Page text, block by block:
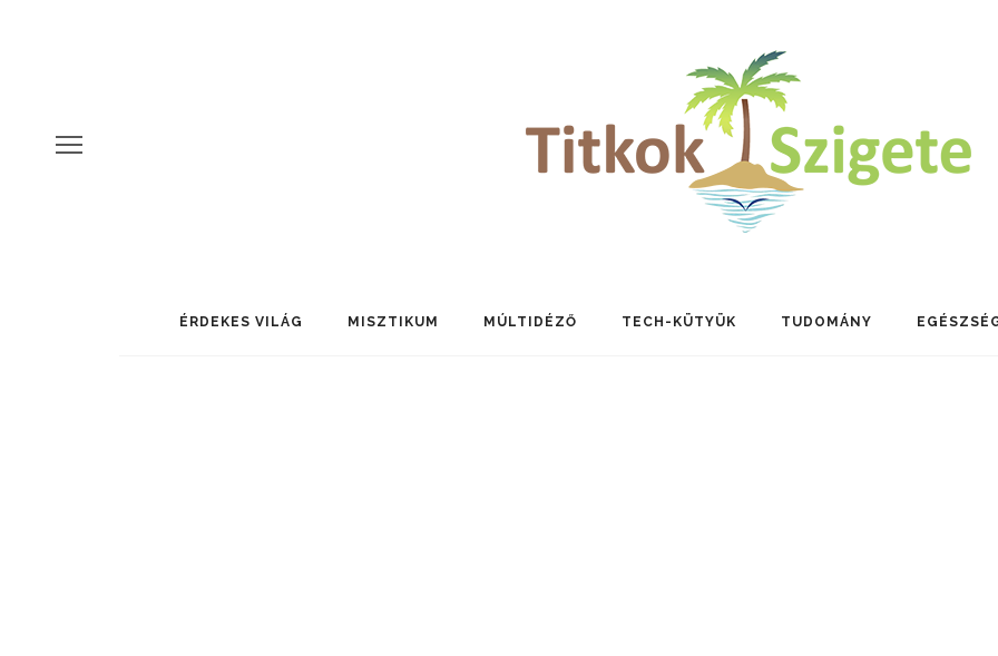
ÉRDEKES VILÁG MISZTIKUM MÚLTIDÉZŐ TECH-KÜTYÜK TUDOMÁNY